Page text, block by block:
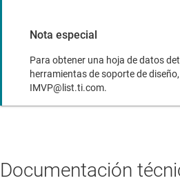
Nota especial
Para obtener una hoja de datos
herramientas de soporte de
IMVP@list.ti.com.
Documentación